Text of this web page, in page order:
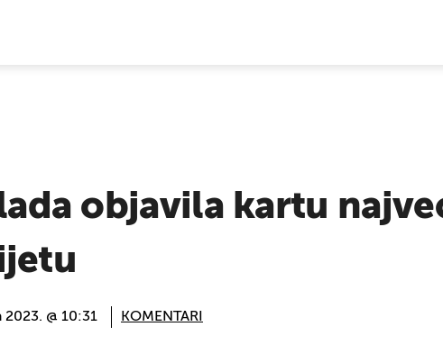
objavila kartu
@ 10:31 KOMENTARI